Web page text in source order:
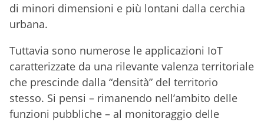
di minori dimensioni e più lontani dalla cerchia
urbana.
Tuttavia sono numerose le applicazioni IoT
caratterizzate da una rilevante valenza territoriale
che prescinde dalla “densità” del territorio
stesso. Si pensi – rimanendo nell’ambito delle
funzioni pubbliche – al monitoraggio delle